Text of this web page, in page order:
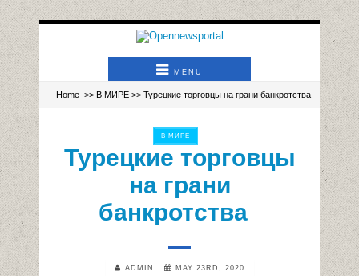
MENU
Home >> В МИРЕ>> Турецкие торговцы на грани банкротства
В МИРЕ
Турецкие торговцы
на грани
банкротства
ADMIN MAY 23RD, 2020